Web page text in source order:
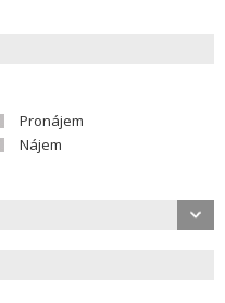
Pronájem
Nájem